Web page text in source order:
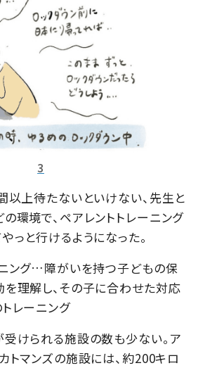
3
以上待たないといけない、先生と
環境で、ペアレントトレーニング
っと行けるようになった。
ング…障がいを持つ子どもの保
理解し、その子に合わせた対応
レーニング
けられる施設の数も少ない。ア
トマンズの施設には、約200キロ